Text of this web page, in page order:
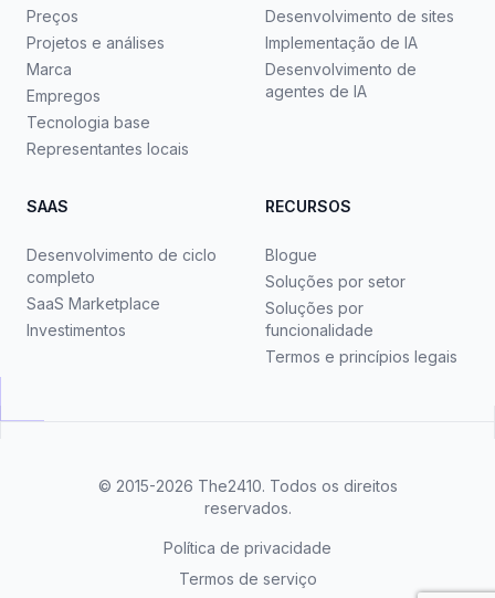
Preços
Projetos e análises
Marca
Empregos
Tecnologia base
Representantes locais
Desenvolvimento de sites
Implementação de IA
Desenvolvimento de
agentes de IA
SAAS
Desenvolvimento de ciclo
completo
SaaS Marketplace
Investimentos
RECURSOS
Blogue
Soluções por setor
Soluções por
funcionalidade
Termos e princípios legais
© 2015-2026 The2410. Todos os direitos
reservados.
Política de privacidade
Termos de serviço